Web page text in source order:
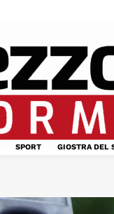
SPORT GIOSTRA DEL